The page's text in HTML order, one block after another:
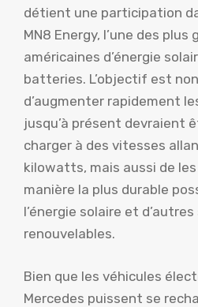
détient une participation
MN8 Energy, l’une des
américaines d’énergie
batteries. L’objectif est
d’augmenter rapidement
jusqu’à présent devraient
charger à des vitesses
kilowatts, mais aussi de
manière la plus durable
l’énergie solaire et
renouvelables.
Bien que les véhicules
Mercedes puissent se